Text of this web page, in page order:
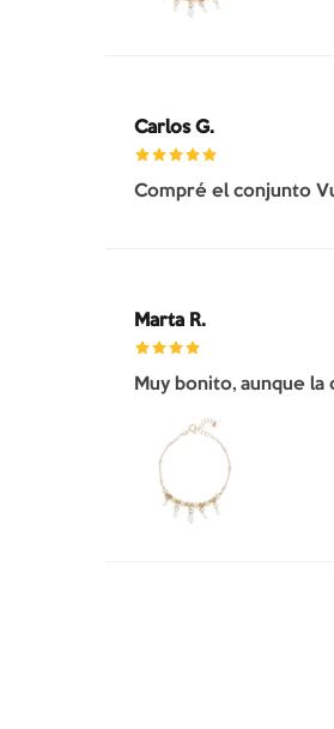
Carlos G.
Compré el conjunto
Marta R.
Muy bonito, aunque la